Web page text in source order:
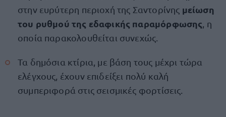
στην ευρύτερη περιοχή της Σαντορίνης μείωση
του ρυθμού της εδαφικής παραμόρφωσης , η
οποία παρακολουθείται συνεχώς.
Τα δημόσια κτίρια, με βάση τους μέχρι τώρα
ελέγχους, έχουν επιδείξει πολύ καλή
συμπεριφορά στις σεισμικές φορτίσεις.